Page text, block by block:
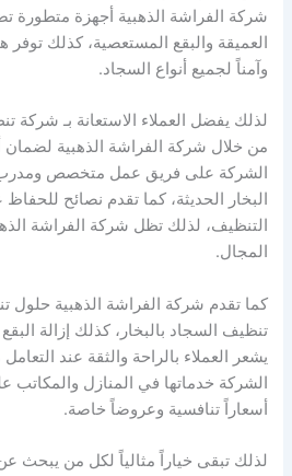
شركة الفراشة الذهبية أجهزة متطورة
العميقة والبقع المستعصية، كذلك توفر
وآمناً لجميع أنواع السجاد.
لذلك يفضل العملاء الاستعانة بـ
من خلال شركة الفراشة الذهبية لضمان
الشركة على فريق عمل متخصص
البخار الحديثة، كما تقدم نصائح
التنظيف، لذلك تظل شركة الفراشة
المجال.
كما تقدم شركة الفراشة الذهبية
تنظيف السجاد بالبخار، كذلك إزالة البقع
يشعر العملاء بالراحة والثقة عند
الشركة خدماتها في المنازل والمكاتب
أسعاراً تنافسية وعروضاً خاصة.
لذلك تبقى خياراً مثالياً لكل من